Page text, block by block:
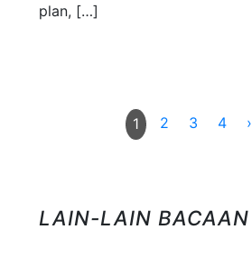
plan, […]
1 2 3 4 ›
LAIN-LAIN BACAAN